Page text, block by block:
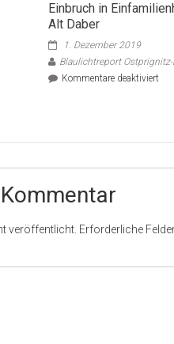
Einbruch in
Alt Daber
1. Dezember 2019
Blaulichtreport
Kommentare deaktiviertfür
veröffentlicht. Erforderliche